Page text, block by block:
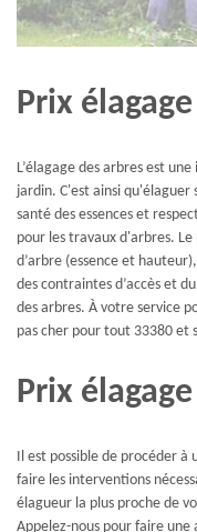
Prix
L’élagage des arbres est
jardin. C'est ainsi
santé des essences et
pour les travaux d'arbres.
d’arbre (essence et
des contraintes d’accès et
des arbres. À votre service
pas cher pour tout 33380 et
Prix
Il est possible de procéder
faire les interventions
élagueur la plus proche de
Appelez-nous pour faire